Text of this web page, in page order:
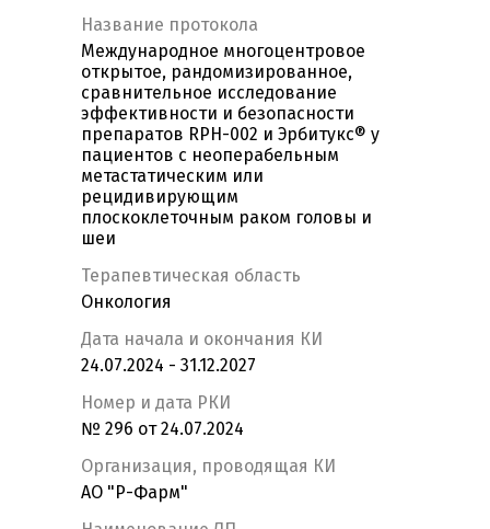
Название протокола
Международное многоцентровое
открытое, рандомизированное,
сравнительное исследование
эффективности и безопасности
препаратов RPH-002 и Эрбитукс® у
пациентов с неоперабельным
метастатическим или
рецидивирующим
плоскоклеточным раком головы и
шеи
Терапевтическая область
Онкология
Дата начала и окончания КИ
24.07.2024 - 31.12.2027
Номер и дата РКИ
№ 296 от 24.07.2024
Организация, проводящая КИ
АО "Р-Фарм"